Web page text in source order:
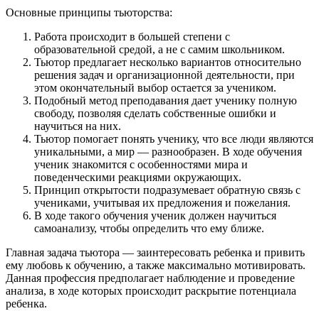
Основные принципы тьюторства:
Работа происходит в большей степени с
образовательной средой, а не с самим школьником.
Тьютор предлагает несколько вариантов относительно
решения задач и организационной деятельности, при
этом окончательный выбор остается за учеником.
Подобный метод преподавания дает ученику полную
свободу, позволяя сделать собственные ошибки и
научиться на них.
Тьютор помогает понять ученику, что все люди являются
уникальными, а мир — разнообразен. В ходе обучения
ученик знакомится с особенностями мира и
поведенческими реакциями окружающих.
Принцип открытости подразумевает обратную связь с
учениками, учитывая их предложения и пожелания.
В ходе такого обучения ученик должен научиться
самоанализу, чтобы определить что ему ближе.
Главная задача тьютора — заинтересовать ребенка и привить
ему любовь к обучению, а также максимально мотивировать.
Данная профессия предполагает наблюдение и проведение
анализа, в ходе которых происходит раскрытие потенциала
ребенка.